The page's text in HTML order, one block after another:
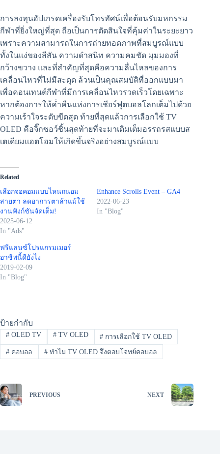
การลงทุนอัปเกรดเครื่องรับโทรทัศน์เพื่อต้อนรับมหกรรม
กีฬาที่ยิ่งใหญ่ที่สุด ถือเป็นการตัดสินใจที่คุ้มค่าในระยะยาว
เพราะความสามารถในการถ่ายทอดภาพที่สมบูรณ์แบบ
ทั้งในแง่ของสีสัน ความดำสนิท ความคมชัด มุมมองที่
กว้างขวาง และที่สำคัญที่สุดคือความลื่นไหลของการ
เคลื่อนไหวที่ไม่มีสะดุด ล้วนเป็นคุณสมบัติที่ออกแบบมา
เพื่อคอนเทนต์กีฬาที่มีการเคลื่อนไหวรวดเร็วโดยเฉพาะ
หากต้องการให้ค่ำคืนแห่งการเชียร์ฟุตบอลโลกเต็มไปด้วย
ความเร้าใจระดับขีดสุด ท้ายที่สุดแล้วการเลือกใช้ TV
OLED คือจิ๊กซอว์ชิ้นสุดท้ายที่จะมาเติมเต็มอรรถรสแบบส
เตเดียมแอตโฮมให้เกิดขึ้นจริงอย่างสมบูรณ์แบบ
Related
เลือกจอคอมแบบไหนถนอม
สายตา ลดอาการตาล้าแม้ใช้
งานฟังก์ชันจัดเต็ม!
2025-06-12
In "Ads"
Enhance Scrolls Event – GA4
2022-06-23
In "Blog"
ฟรีแลนซ์โปรแกรมเมอร์
อาชีพนี้ดียังไง
2019-02-09
In "Blog"
ป้ายกำกับ
#OLED TV #TV OLED # การเลือกใช้ TV OLED
#คอบอล #ทำไม TV OLED จึงตอบโจทย์คอบอล
PREVIOUS NEXT